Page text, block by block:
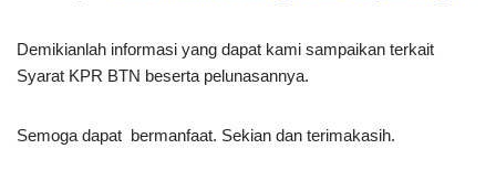
Demikianlah informasi yang dapat kami sampaikan terkait
Syarat KPR BTN beserta pelunasannya.
Semoga dapat bermanfaat. Sekian dan terimakasih.